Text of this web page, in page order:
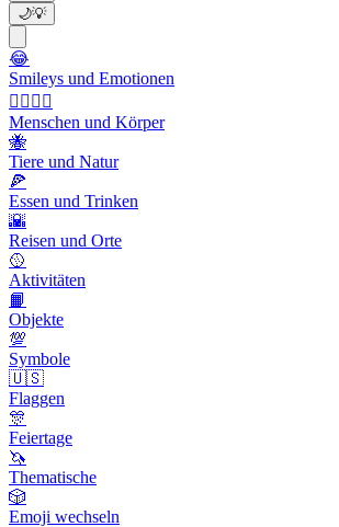
🌙💡
😂
Smileys und Emotionen
👩‍❤️‍💋‍👨
Menschen und Körper
🐝
Tiere und Natur
🍕
Essen und Trinken
🌇
Reisen und Orte
🥎
Aktivitäten
📙
Objekte
💯
Symbole
🇺🇸
Flaggen
🎊
Feiertage
🦄
Thematische
🎲
Emoji wechseln